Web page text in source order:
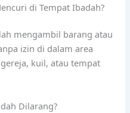
di Tempat Ibadah?
mengambil barang atau
izin di dalam area
kuil, atau tempat
Dilarang?